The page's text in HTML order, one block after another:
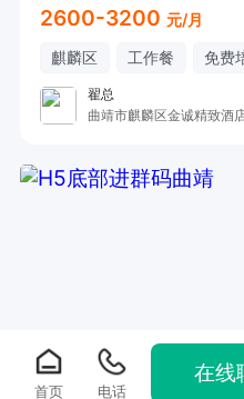
2600-3200 元/月
麒麟区 工作餐 免费
翟总
曲靖市麒麟区金诚精致酒
首页 电话
在线